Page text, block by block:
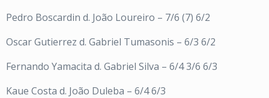
Pedro Boscardin d. João Loureiro – 7/6 (7) 6/2
Oscar Gutierrez d. Gabriel Tumasonis – 6/3 6/2
Fernando Yamacita d. Gabriel Silva – 6/4 3/6 6/3
Kaue Costa d. João Duleba – 6/4 6/3